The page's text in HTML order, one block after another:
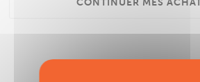
CONTINUER MES